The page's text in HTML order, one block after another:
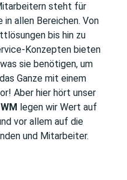
steht für
allen Bereichen. Von
bis hin zu
Konzepten bieten
sie benötigen, um
Ganze mit einem
Aber hier hört unser
WM legen wir Wert auf
vor allem auf die
und Mitarbeiter.